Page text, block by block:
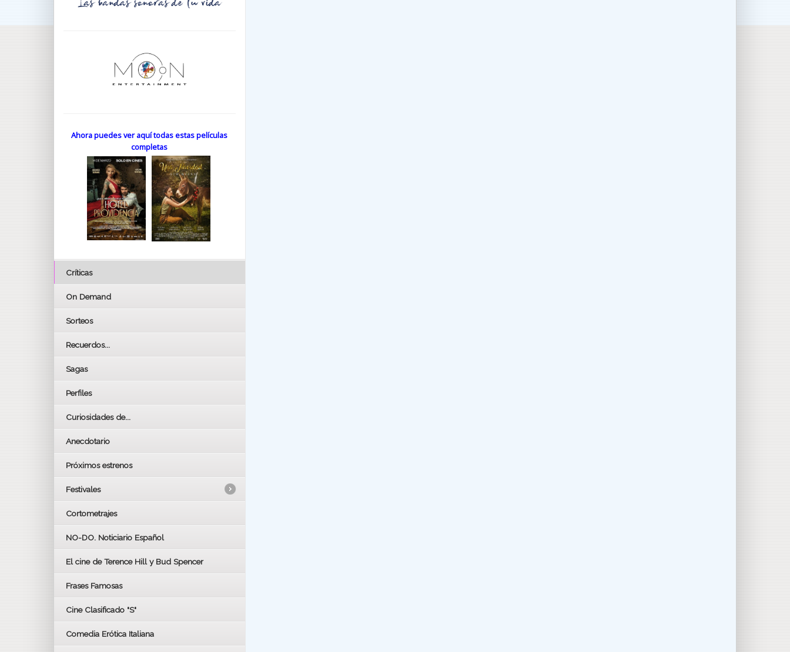
Ahora puedes ver aquí todas estas películas
completas
Críticas
On Demand
Sorteos
Recuerdos...
Sagas
Perfiles
Curiosidades de...
Anecdotario
Próximos estrenos
Festivales
LOS OSCARS
BAFTA
Cortometrajes
NO-DO. Noticiario Español
El cine de Terence Hill y Bud Spencer
Frases Famosas
Cine Clasificado "S"
Comedia Erótica Italiana